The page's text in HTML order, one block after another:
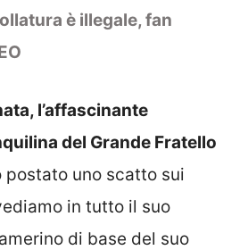
è illegale, fan
l’affascinante
del Grande Fratello
postato uno scatto sui
in tutto il suo
di base del suo